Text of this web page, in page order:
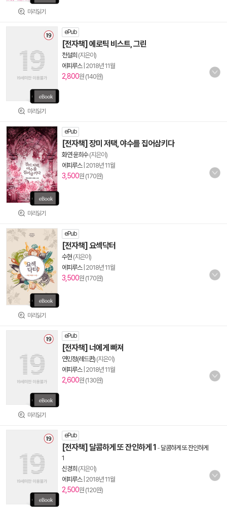
미리읽기
미리읽기
ePub
[전자책] 에로틱 비스트, 그린
천설희 (지은이)
에피루스| 2018년 11월
2,800원 (140원)
미리읽기
ePub
[전자책] 장미 저택, 야수를 집어삼키다
화연 윤희수(지은이)
에피루스| 2018년 11월
3,500원 (170원)
미리읽기
ePub
[전자책] 요섹닥터
수현 (지은이)
에피루스| 2018년 11월
3,500원 (170원)
미리읽기
ePub
[전자책] 너에게 빠져
연민정(레드퀸) (지은이)
에피루스| 2018년 11월
2,600원 (130원)
ePub
[전자책] 달콤하게 또 잔인하게 1 - 달콤하게 또 잔인하게
1
신경희 (지은이)
에피루스| 2018년 11월
2,500원 (120원)